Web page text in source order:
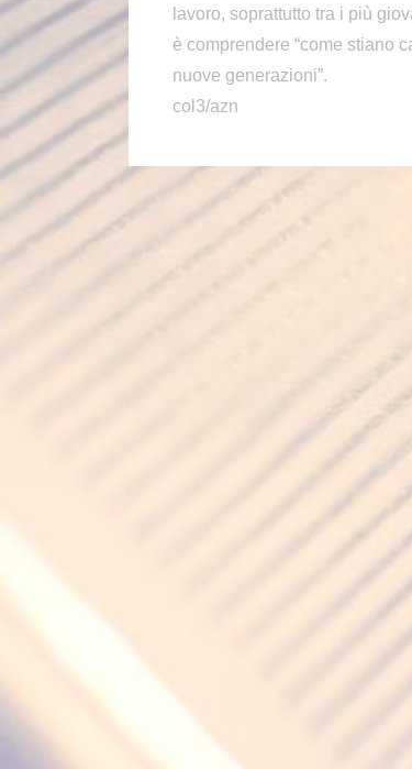
lavoro, soprattutto tra i più
è comprendere “come stiano
nuove generazioni”.
col3/azn